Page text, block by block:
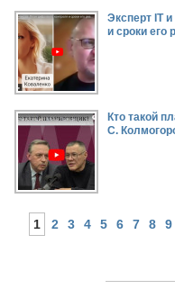
Эксперт IT
и сроки его
Кто такой
С.
1 2 3 4 5 6 7 8 9